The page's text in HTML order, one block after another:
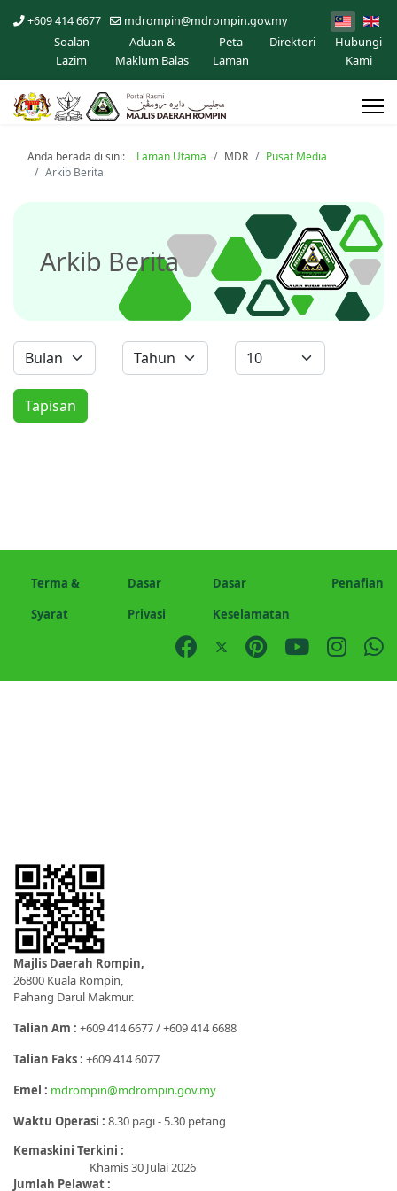
+609 414 6677 mdrompin@mdrompin.gov.my
Soalan
Lazim
Aduan &
Maklum Balas
Peta
Laman
Direktori
Hubungi
Kami
Anda berada di sini: Laman Utama MDR
Pusat Media
Arkib Berita
Arkib Berita
Tapisan
Terma &
Syarat
Dasar
Privasi
Dasar
Keselamatan
Penafian
Majlis Daerah Rompin,
26800 Kuala Rompin,
Pahang Darul Makmur.
Talian Am : +609 414 6677 / +609 414 6688
Talian Faks : +609 414 6077
Emel : mdrompin@mdrompin.gov.my
Waktu Operasi : 8.30 pagi - 5.30 petang
Kemaskini Terkini :
Khamis 30 Julai 2026
Jumlah Pelawat :